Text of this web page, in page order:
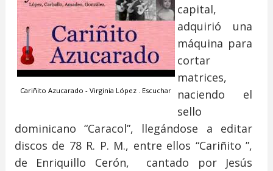
Cariñito Azucarado - Virginia López . Escuchar
capital,
adquirió una
máquina para
cortar
matrices,
naciendo el
sello
dominicano “Caracol”, llegándose a editar
discos de 78 R. P. M., entre ellos “Cariñito ”,
de Enriquillo Cerón, cantado por Jesús